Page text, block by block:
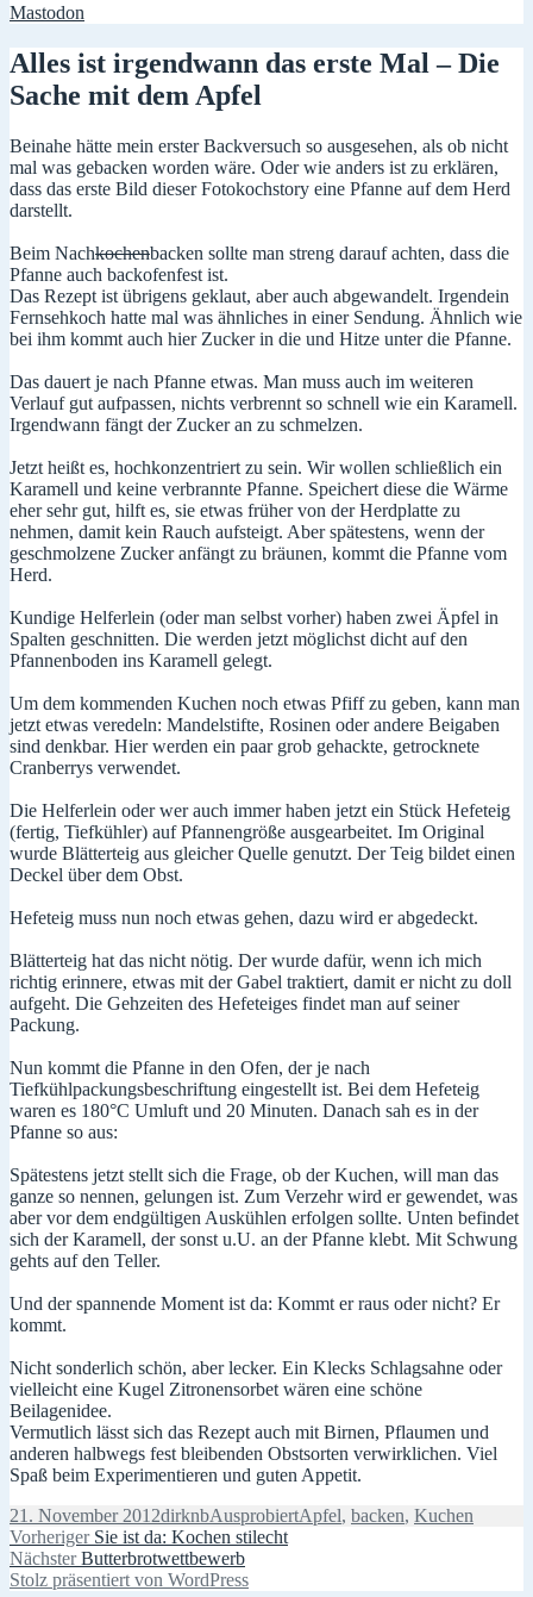
Mastodon
Alles ist irgendwann das erste Mal – Die
Sache mit dem Apfel
Beinahe hätte mein erster Backversuch so ausgesehen, als ob nicht
mal was gebacken worden wäre. Oder wie anders ist zu erklären,
dass das erste Bild dieser Fotokochstory eine Pfanne auf dem Herd
darstellt.
Beim Nachkochenbacken sollte man streng darauf achten, dass die
Pfanne auch backofenfest ist.
Das Rezept ist übrigens geklaut, aber auch abgewandelt. Irgendein
Fernsehkoch hatte mal was ähnliches in einer Sendung. Ähnlich wie
bei ihm kommt auch hier Zucker in die und Hitze unter die Pfanne.
Das dauert je nach Pfanne etwas. Man muss auch im weiteren
Verlauf gut aufpassen, nichts verbrennt so schnell wie ein Karamell.
Irgendwann fängt der Zucker an zu schmelzen.
Jetzt heißt es, hochkonzentriert zu sein. Wir wollen schließlich ein
Karamell und keine verbrannte Pfanne. Speichert diese die Wärme
eher sehr gut, hilft es, sie etwas früher von der Herdplatte zu
nehmen, damit kein Rauch aufsteigt. Aber spätestens, wenn der
geschmolzene Zucker anfängt zu bräunen, kommt die Pfanne vom
Herd.
Kundige Helferlein (oder man selbst vorher) haben zwei Äpfel in
Spalten geschnitten. Die werden jetzt möglichst dicht auf den
Pfannenboden ins Karamell gelegt.
Um dem kommenden Kuchen noch etwas Pfiff zu geben, kann man
jetzt etwas veredeln: Mandelstifte, Rosinen oder andere Beigaben
sind denkbar. Hier werden ein paar grob gehackte, getrocknete
Cranberrys verwendet.
Die Helferlein oder wer auch immer haben jetzt ein Stück Hefeteig
(fertig, Tiefkühler) auf Pfannengröße ausgearbeitet. Im Original
wurde Blätterteig aus gleicher Quelle genutzt. Der Teig bildet einen
Deckel über dem Obst.
Hefeteig muss nun noch etwas gehen, dazu wird er abgedeckt.
Blätterteig hat das nicht nötig. Der wurde dafür, wenn ich mich
richtig erinnere, etwas mit der Gabel traktiert, damit er nicht zu doll
aufgeht. Die Gehzeiten des Hefeteiges findet man auf seiner
Packung.
Nun kommt die Pfanne in den Ofen, der je nach
Tiefkühlpackungsbeschriftung eingestellt ist. Bei dem Hefeteig
waren es 180°C Umluft und 20 Minuten. Danach sah es in der
Pfanne so aus:
Spätestens jetzt stellt sich die Frage, ob der Kuchen, will man das
ganze so nennen, gelungen ist. Zum Verzehr wird er gewendet, was
aber vor dem endgültigen Auskühlen erfolgen sollte. Unten befindet
sich der Karamell, der sonst u.U. an der Pfanne klebt. Mit Schwung
gehts auf den Teller.
Und der spannende Moment ist da: Kommt er raus oder nicht? Er
kommt.
Nicht sonderlich schön, aber lecker. Ein Klecks Schlagsahne oder
vielleicht eine Kugel Zitronensorbet wären eine schöne
Beilagenidee.
Vermutlich lässt sich das Rezept auch mit Birnen, Pflaumen und
anderen halbwegs fest bleibenden Obstsorten verwirklichen. Viel
Spaß beim Experimentieren und guten Appetit.
Veröffentlicht
am
21. November 2012Autor
dirknbKategorien
AusprobiertSchlagwörter
Apfel, backen, Kuchen
Beitragsnavigation
Vorheriger Vorheriger
Beitrag:
Sie ist da: Kochen stilecht
Nächster Nächster
Beitrag:
Butterbrotwettbewerb
Stolz präsentiert von WordPress